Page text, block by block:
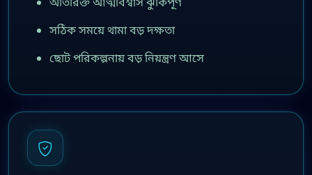
সঠিক সময়ে থামা বড় দক্ষতা
ছোট পরিকল্পনায় বড় নিয়ন্ত্রণ আসে